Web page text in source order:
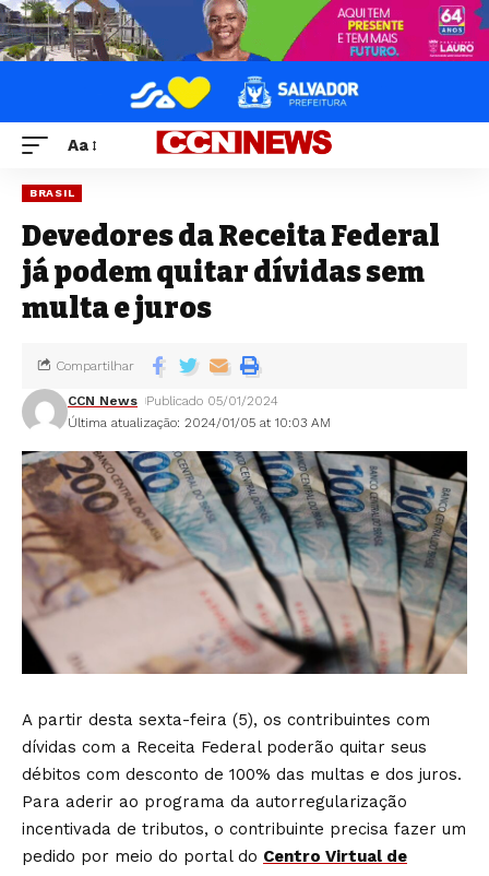
Aa
BRASIL
Devedores da Receita Federal
já podem quitar dívidas sem
multa e juros
Última atualização: 2024/01/05 at 10:03 AM
CCN News Publicado 05/01/2024
Compartilhar
A partir desta sexta-feira (5), os contribuintes com
dívidas com a Receita Federal poderão quitar seus
débitos com desconto de 100% das multas e dos juros.
Para aderir ao programa da autorregularização
incentivada de tributos, o contribuinte precisa fazer um
pedido por meio do portal do Centro Virtual de